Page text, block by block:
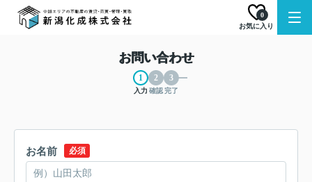
お気に入り
0
お問い合わせ
入力 確認完了
お名前 必須